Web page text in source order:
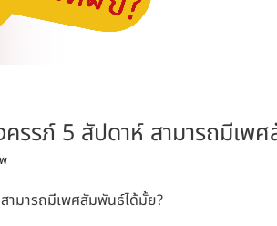
รรภ์ 5 สัปดาห์ สามารถมีเพ
ามารถมีเพศสัมพันธ์ได้มั้ย?